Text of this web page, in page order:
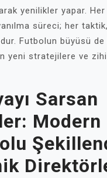
yenilikler yapar.
süreci; her
Futbolun büyüsü de
yeni stratejilere ve
Sarsan
Modern